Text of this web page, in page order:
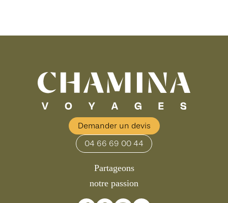
Demander un devis
04 66 69 00 44
Partageons
notre passion